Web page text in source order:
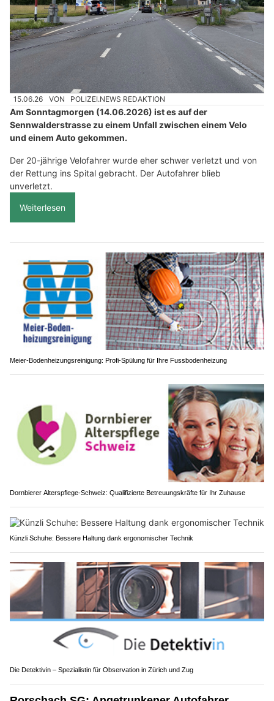
15.06.26 VON POLIZEI.NEWS REDAKTION
Am Sonntagmorgen (14.06.2026) ist es auf der
Sennwalderstrasse zu einem Unfall zwischen einem Velo
und einem Auto gekommen.
Der 20-jährige Velofahrer wurde eher schwer verletzt und von
der Rettung ins Spital gebracht. Der Autofahrer blieb
unverletzt.
Weiterlesen
Meier-Bodenheizungsreinigung: Profi-Spülung für Ihre Fussbodenheizung
Dornbierer Alterspflege-Schweiz: Qualifizierte Betreuungskräfte für Ihr Zuhause
Künzli Schuhe: Bessere Haltung dank ergonomischer Technik
Die Detektivin – Spezialistin für Observation in Zürich und Zug